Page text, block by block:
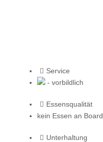
Service
- vorbildlich
Essensqualität
kein Essen an Board
Unterhaltung